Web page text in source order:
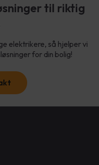
til riktig
elektrikere, så hjelper vi
for din bolig!